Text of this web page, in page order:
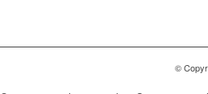
©